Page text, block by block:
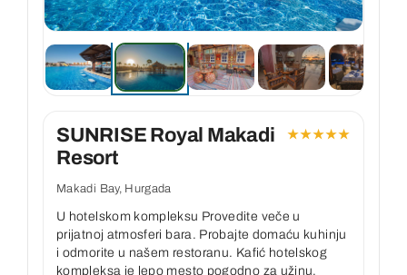
Kontakt
SUNRISE Royal Makadi
Resort
★★★★★
Makadi Bay, Hurgada
U hotelskom kompleksu Provedite veče u
prijatnoj atmosferi bara. Probajte domaću kuhinju
i odmorite u našem restoranu. Kafić hotelskog
kompleksa je lepo mesto pogodno za užinu.